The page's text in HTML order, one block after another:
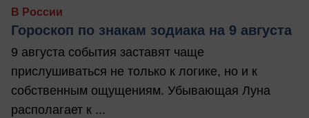
В России
Гороскоп по знакам зодиака на 9 августа
9 августа события заставят чаще
прислушиваться не только к логике, но и к
собственным ощущениям. Убывающая Луна
располагает к ...